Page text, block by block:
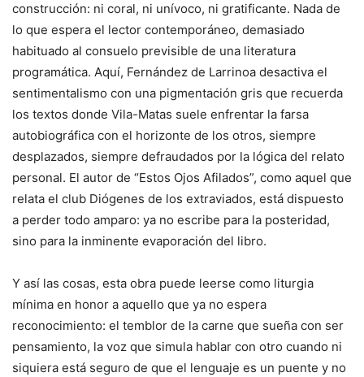
construcción: ni coral, ni unívoco, ni gratificante. Nada de
lo que espera el lector contemporáneo, demasiado
habituado al consuelo previsible de una literatura
programática. Aquí, Fernández de Larrinoa desactiva el
sentimentalismo con una pigmentación gris que recuerda
los textos donde Vila-Matas suele enfrentar la farsa
autobiográfica con el horizonte de los otros, siempre
desplazados, siempre defraudados por la lógica del relato
personal. El autor de “Estos Ojos Afilados”, como aquel que
relata el club Diógenes de los extraviados, está dispuesto
a perder todo amparo: ya no escribe para la posteridad,
sino para la inminente evaporación del libro.
Y así las cosas, esta obra puede leerse como liturgia
mínima en honor a aquello que ya no espera
reconocimiento: el temblor de la carne que sueña con ser
pensamiento, la voz que simula hablar con otro cuando ni
siquiera está seguro de que el lenguaje es un puente y no